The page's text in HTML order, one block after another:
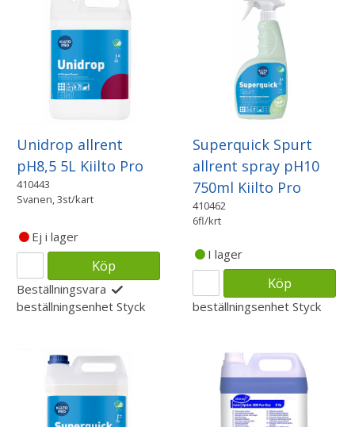
Unidrop allrent
pH8,5 5L Kiilto Pro
410443
Svanen, 3st/kart
Ej i lager
Köp
Beställningsvara
beställningsenhet Styck
Superquick Spurt
allrent spray pH10
750ml Kiilto Pro
410462
6fl/krt
I lager
Köp
beställningsenhet Styck